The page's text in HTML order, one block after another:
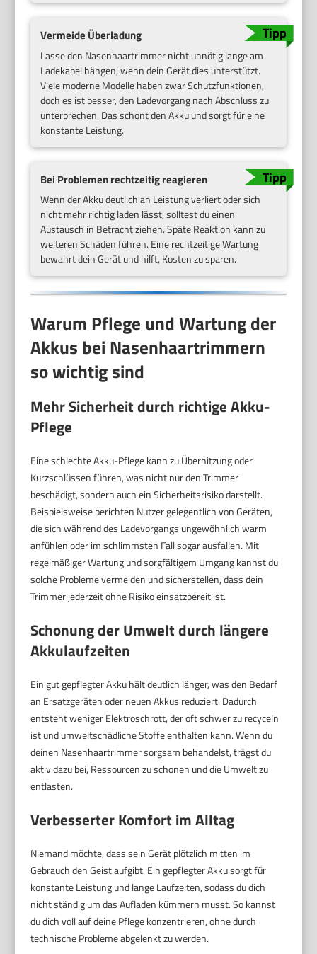
Vermeide Überladung
Lasse den Nasenhaartrimmer nicht unnötig lange am
Ladekabel hängen, wenn dein Gerät dies unterstützt.
Viele moderne Modelle haben zwar Schutzfunktionen,
doch es ist besser, den Ladevorgang nach Abschluss zu
unterbrechen. Das schont den Akku und sorgt für eine
konstante Leistung.
Bei Problemen rechtzeitig reagieren
Wenn der Akku deutlich an Leistung verliert oder sich
nicht mehr richtig laden lässt, solltest du einen
Austausch in Betracht ziehen. Späte Reaktion kann zu
weiteren Schäden führen. Eine rechtzeitige Wartung
bewahrt dein Gerät und hilft, Kosten zu sparen.
Warum Pflege und Wartung der
Akkus bei Nasenhaartrimmern
so wichtig sind
Mehr Sicherheit durch richtige Akku-
Pflege
Eine schlechte Akku-Pflege kann zu Überhitzung oder
Kurzschlüssen führen, was nicht nur den Trimmer
beschädigt, sondern auch ein Sicherheitsrisiko darstellt.
Beispielsweise berichten Nutzer gelegentlich von Geräten,
die sich während des Ladevorgangs ungewöhnlich warm
anfühlen oder im schlimmsten Fall sogar ausfallen. Mit
regelmäßiger Wartung und sorgfältigem Umgang kannst du
solche Probleme vermeiden und sicherstellen, dass dein
Trimmer jederzeit ohne Risiko einsatzbereit ist.
Schonung der Umwelt durch längere
Akkulaufzeiten
Ein gut gepflegter Akku hält deutlich länger, was den Bedarf
an Ersatzgeräten oder neuen Akkus reduziert. Dadurch
entsteht weniger Elektroschrott, der oft schwer zu recyceln
ist und umweltschädliche Stoffe enthalten kann. Wenn du
deinen Nasenhaartrimmer sorgsam behandelst, trägst du
aktiv dazu bei, Ressourcen zu schonen und die Umwelt zu
entlasten.
Verbesserter Komfort im Alltag
Niemand möchte, dass sein Gerät plötzlich mitten im
Gebrauch den Geist aufgibt. Ein gepflegter Akku sorgt für
konstante Leistung und lange Laufzeiten, sodass du dich
nicht ständig um das Aufladen kümmern musst. So kannst
du dich voll auf deine Pflege konzentrieren, ohne durch
technische Probleme abgelenkt zu werden.